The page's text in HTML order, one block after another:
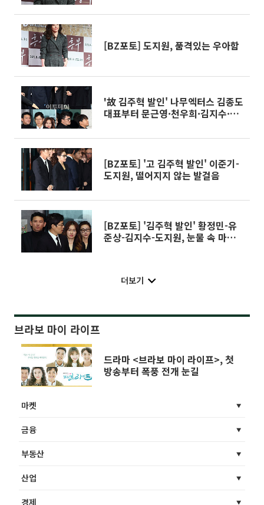
[BZ포토] 도지원, 품격있는 우아함
'故 김주혁 발인' 나무엑터스 김종도
대표부터 문근영·천우희·김지수·
[BZ포토] '고 김주혁 발인' 이준기-
도지원, 떨어지지 않는 발걸음
[BZ포토] '김주혁 발인' 황정민-유
준상-김지수-도지원, 눈물 속 마지
더보기
브라보 마이 라이프
드라마 <브라보 마이 라이프>, 첫
방송부터 폭풍 전개 눈길
마켓
금융
부동산
산업
경제